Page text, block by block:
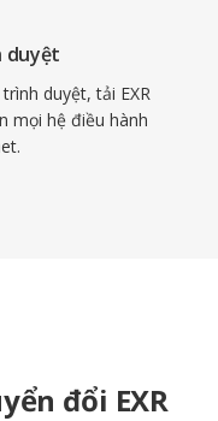
duyệt
duyệt, tải EXR
mọi hệ điều hành
đổi EXR